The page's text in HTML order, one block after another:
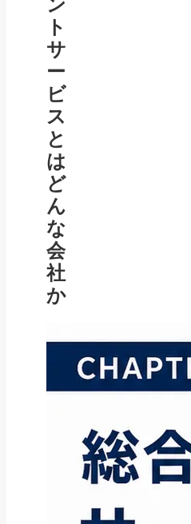
ト
サ
ー
ビ
ス
と
は
ど
ん
な
会
社
か